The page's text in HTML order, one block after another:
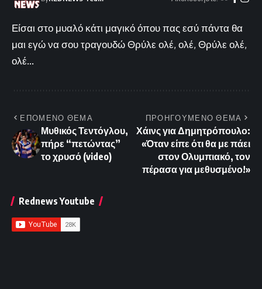
Είσαι στο μυαλό κάτι μαγικό όπου πας εσύ πάντα θα
μαι εγώ να σου τραγουδώ Θρύλε ολέ, ολέ, Θρύλε ολέ,
ολέ...
ΕΠΟΜΕΝΟ ΘΕΜΑ
Μυθικός Τεντόγλου,
πήρε “πετώντας”
το χρυσό (video)
ΠΡΟΗΓΟΥΜΕΝΟ ΘΕΜΑ
Χάινς για Δημητρόπουλο:
«Όταν είπε ότι θα με πάει
στον Ολυμπιακό, τον
πέρασα για μεθυσμένο!»
Rednews Youtube